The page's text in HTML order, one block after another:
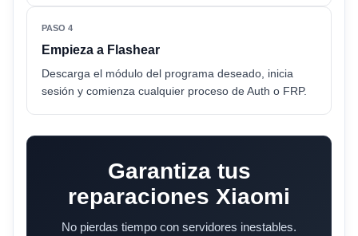
PASO 4
Empieza a Flashear
Descarga el módulo del programa deseado, inicia
sesión y comienza cualquier proceso de Auth o FRP.
Garantiza tus
reparaciones Xiaomi
No pierdas tiempo con servidores inestables.